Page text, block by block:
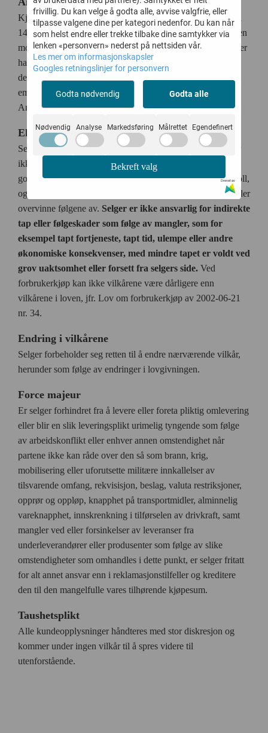
Kjøper har normal angrerett jfr angrl. § 8. Angreretten er på
14 kaldenderdager og begynner å løpe fra den dagen kunden
mottar varen. Vi har valgt å ha åpent kjøp i 60 dager. Kjøper
har mulighet til å teste varen, mens skal den returneres må
dette skje med orginale etiketter og i orginal
emballasje. Returkostnadene bæres av forbrukeren (jf.
Angrerettloven 15 første ledd).
Ekstraordinære forhold
Selger er kun ansvarlig dersom varen har en påvist feil eller
ikke er som avtalt. Dette gjelder likevel ikke hvis selger
godtgjør at mangelen skyldes forhold utenfor selgers kontroll,
og som selger ikke med rimelighet kunne ventes å unngå eller
overvinne følgene av. Selger er ikke ansvarlig for indirekte
tap eller følgeskader som følge av mangler, som for
eksempel tapt fortjeneste, tapt tid, ulempe eller andre
økonomiske konsekvenser, med mindre tapet er voldt ved
grov uaktsomhet eller forsett fra selgers side. Ved
forbrukerkjøp kan ikke vilkårene være dårligere enn
vilkårene i loven, jfr. Lov om forbrukerkjøp av 2002-06-21
nr. 34.
Endring i vilkårene
Selger forbeholder seg retten til å endre nærværende vilkår,
herunder som følge av endringer i lovgivningen.
Force majeur
Er selger forhindret fra å levere eller foreta pliktig omlevering
eller blir en slik leveringsplikt urimelig tyngende som følge
av arbeidskonflikt eller enhver annen omstendighet når
partene ikke kan råde over den så som brann, krig,
mobilisering eller uforutsette militære innkallelser av
tilsvarende omfang, rekvisisjon, beslag, valuta restriksjoner,
opprør og oppløp, knapphet på transportmidler, alminnelig
vareknapphet, innskrenkning i tilførselen av drivkraft, samt
mangler ved eller forsinkelser av leveranser fra
underleverandører eller produsenter som følge av slike
omstendigheter som omhandles i dette punkt, er selger fritatt
for alt annet ansvar enn i reklamasjonstilfeller og kreditere
den til den mangelfulle vares tilhørende kjøpesum.
Taushetsplikt
Alle kundeopplysninger håndteres med stor diskresjon og
kommer under ingen vilkår til å spres videre til
utenforstående.
frivillig. Du kan velge å godta alle, avvise valgfrie, eller
tilpasse valgene dine per kategori nedenfor. Du kan når
som helst endre eller trekke tilbake dine samtykker via
lenken «personvern» nederst på nettsiden vår.
Les mer om informasjonskapsler
Googles retningslinjer for personvern
Godta nødvendig Godta alle
Nødvendig Analyse Markedsføring Målrettet Egendefinert
Bekreft valg
Drevet av